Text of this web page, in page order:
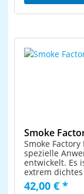
Smoke
Smoke
spezielle
entwickelt. Es
extrem
42,00 € *